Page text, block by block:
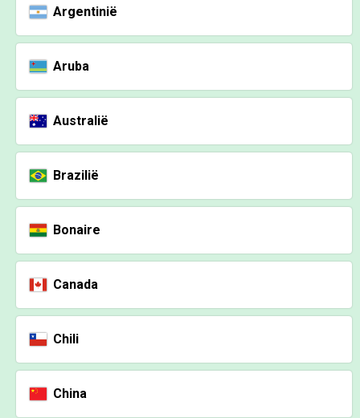
Argentinië
Aruba
Australië
Brazilië
Bonaire
Canada
Chili
China